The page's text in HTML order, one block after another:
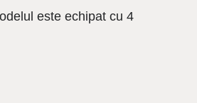
este echipat cu 4